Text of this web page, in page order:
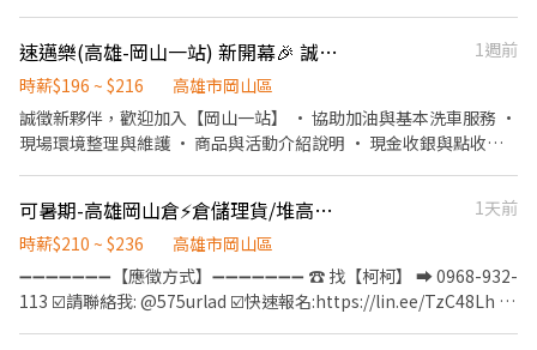
際上班時間為17:30-18:30間，上班時數為2-6小時，一週至少四天
可配合到23:30) 🐱應徵夜班時段請看這邊👉
https://www.chickpt.com.tw/job-k6z0rdZXe1pW . ⚠️ 智取店需自
備機車通勤並可接受貨量狀況調整彈性排班，求時數穩定需求者，
建議選擇有人店。 . 💰 薪資福利說明 🔸有人店：早班/晚班時薪
$196/hr；台北市部分區域$201/hr (信義/大安/中山/內湖/松山/中
正/大安/南港/文山/萬華) 🔸有人店：輪月人員$29,500 (雙北、桃
竹、宜蘭區域 $30,000) 🔸智取店：早班時薪$204/hr（含交通津貼
$8） 🔸智取店：晚班時薪$224/hr（含晚班津貼$20 + 交通津貼$8）
🐱應徵夜班時段請看這邊👉https://www.chickpt.com.tw/job-
k6z0rdZXe1pW . ⚠️部分地區有另加 $5~45/hr 區域津貼，可於顧問
電談時做資訊確認唷! 🎁 入職滿半年享有MSP端午／中秋現金獎金
$210 早班XD理貨員 : $216 早班XD點貨員 : $210 中班STD理貨員 :
$226 晚班出貨拉貨 : $226 晚班出貨堆高機手 : $236 ➡️高額加班費 :
➡️晚班前2小時:261/H、第3小時:326/H 【工作內容】: 理貨員 : 檢
貨、理貨、包裝、出貨、加工、上架、退貨、便服上班、走動式作
員:10:00~19:00，加班往後2~4H 早班XD點貨員:11:00~20:00，加班
往後2~4H 中班STD理貨員:15:30~00:30，加班往後2~4H 晚班出貨
合加班】:加班依訂單狀況 【休假制度】: 排休制 【勞健保.勞退.團
保】：有 【工作地點】: 高雄岡山區本工一路
速邁樂(高雄-岡山一站) 新開幕🎉 誠徵 早、中、大夜班 長期♾️時薪制服務員
1週前
時薪$196 ~ $216
高雄市岡山區
誠徵新夥伴，歡迎加入【岡山一站】 • 協助加油與基本洗車服務 •
現場環境整理與維護 • 商品與活動介紹說明 • 現金收銀與點收工
0700-1500 中班：1500-2300 大夜班：2300-0700 **大夜班需先安
排白天排班教育訓練(至少一週)，才能獨立上大夜班，需可配合
可暑期-高雄岡山倉⚡倉儲理貨/堆高機⚡高時薪210起⚡早中晚班⚡中法EQ
1天前
時薪$210 ~ $236
高雄市岡山區
➖➖➖➖➖➖➖【應徵方式】➖➖➖➖➖➖➖ ☎️ 找【柯柯】 ➡ 0968-932-
113 ☑️請聯絡我: @575urlad ☑️快速報名:https://lin.ee/TzC48Lh 加